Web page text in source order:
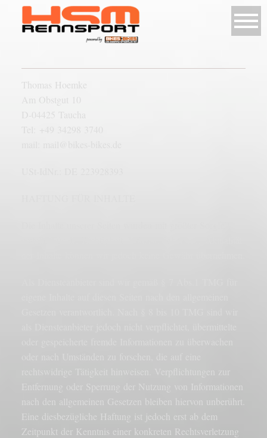
Thomas Hoemke
Am Obstgut 10
Entfernung oder Sperrung der Nutzung von Informationen
nach den allgemeinen Gesetzen bleiben hiervon unberührt.
Eine diesbezügliche Haftung ist jedoch erst ab dem
Zeitpunkt der Kenntnis einer konkreten Rechtsverletzung